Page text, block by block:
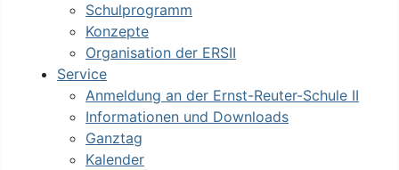
Schulprogramm
Konzepte
Organisation der ERSII
Service
Anmeldung an der Ernst-Reuter-Schule II
Informationen und Downloads
Ganztag
Kalender